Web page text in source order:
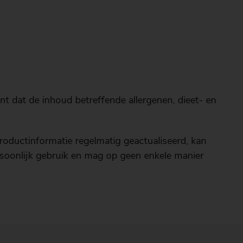
dat de inhoud betreffende allergenen, dieet- en
regelmatig geactualiseerd, kan
gebruik en mag op geen enkele manier